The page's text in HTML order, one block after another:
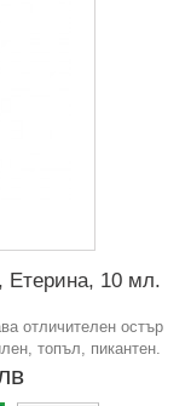
10 мл.
отличителен остър
топъл, пикантен.